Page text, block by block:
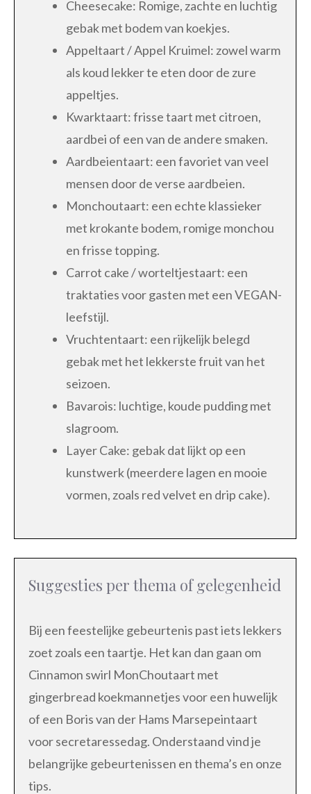
Cheesecake: Romige, zachte en luchtig
gebak met bodem van koekjes.
Appeltaart / Appel Kruimel: zowel warm
als koud lekker te eten door de zure
appeltjes.
Kwarktaart: frisse taart met citroen,
aardbei of een van de andere smaken.
Aardbeientaart: een favoriet van veel
mensen door de verse aardbeien.
Monchoutaart: een echte klassieker
met krokante bodem, romige monchou
en frisse topping.
Carrot cake / worteltjestaart: een
traktaties voor gasten met een VEGAN-
leefstijl.
Vruchtentaart: een rijkelijk belegd
gebak met het lekkerste fruit van het
seizoen.
Bavarois: luchtige, koude pudding met
slagroom.
Layer Cake: gebak dat lijkt op een
kunstwerk (meerdere lagen en mooie
vormen, zoals red velvet en drip cake).
Suggesties per thema of gelegenheid
Bij een feestelijke gebeurtenis past iets lekkers
zoet zoals een taartje. Het kan dan gaan om
Cinnamon swirl MonChoutaart met
gingerbread koekmannetjes voor een huwelijk
of een Boris van der Hams Marsepeintaart
voor secretaressedag. Onderstaand vind je
belangrijke gebeurtenissen en thema’s en onze
tips.